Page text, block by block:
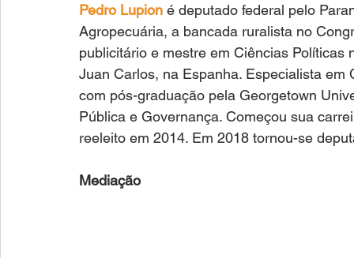
Pedro Lupion é deputado federal pelo
Agropecuária, a bancada ruralista no
publicitário e mestre em Ciências
Juan Carlos, na Espanha. Especialista
com pós-graduação pela Georgetown
Pública e Governança. Começou sua
reeleito em 2014. Em 2018 tornou-se
Mediação